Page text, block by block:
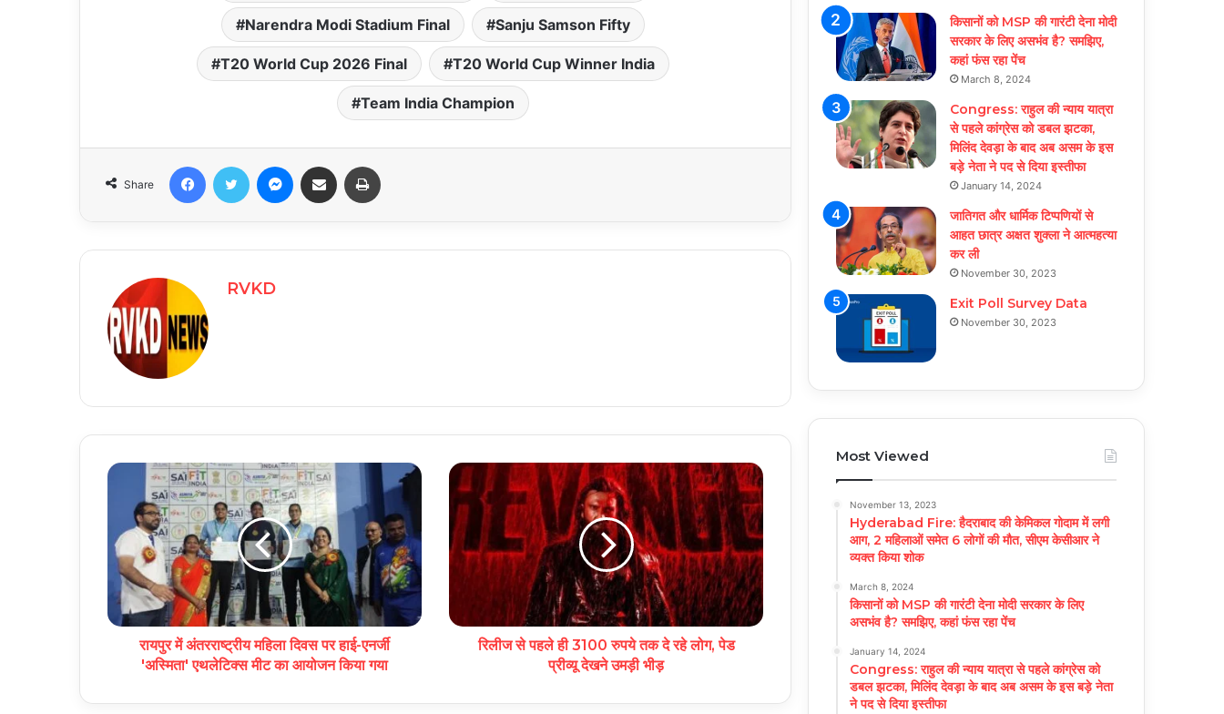
Narendra Modi Stadium Final Sanju Samson Fifty
T20 World Cup 2026 Final T20 World Cup Winner India
Team India Champion
Share
FacebookTwitter Messenger
Share via Email
RVKD
रायपुर में अंतरराष्ट्रीय महिला दिवस पर हाई-एनर्जी
'अस्मिता' एथलेटिक्स मीट का आयोजन किया गया
रिलीज से पहले ही 3100 रुपये तक दे रहे लोग, पेड
प्रीव्यू देखने उमड़ी भीड़
किसानों को MSP की गारंटी देना मोदी
सरकार के लिए असभंव है? समझिए,
कहां फंस रहा पेंच
March 8, 2024
Congress: राहुल की न्याय यात्रा
से पहले कांग्रेस को डबल झटका,
मिलिंद देवड़ा के बाद अब असम के इस
बड़े नेता ने पद से दिया इस्तीफा
January 14, 2024
जातिगत और धार्मिक टिप्पणियों से
आहत छात्र अक्षत शुक्ला ने आत्महत्या
कर ली
November 30, 2023
Exit Poll Survey Data
November 30, 2023
Most Viewed
November 13, 2023
Hyderabad Fire: हैदराबाद की केमिकल गोदाम में लगी
आग, 2 महिलाओं समेत 6 लोगों की मौत, सीएम केसीआर ने
व्यक्त किया शोक
March 8, 2024
किसानों को MSP की गारंटी देना मोदी सरकार के लिए
असभंव है? समझिए, कहां फंस रहा पेंच
January 14, 2024
Congress: राहुल की न्याय यात्रा से पहले कांग्रेस को
डबल झटका, मिलिंद देवड़ा के बाद अब असम के इस बड़े नेता
ने पद से दिया इस्तीफा